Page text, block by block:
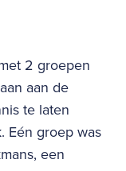
2 groepen
aan de
te laten
Eén groep was
een